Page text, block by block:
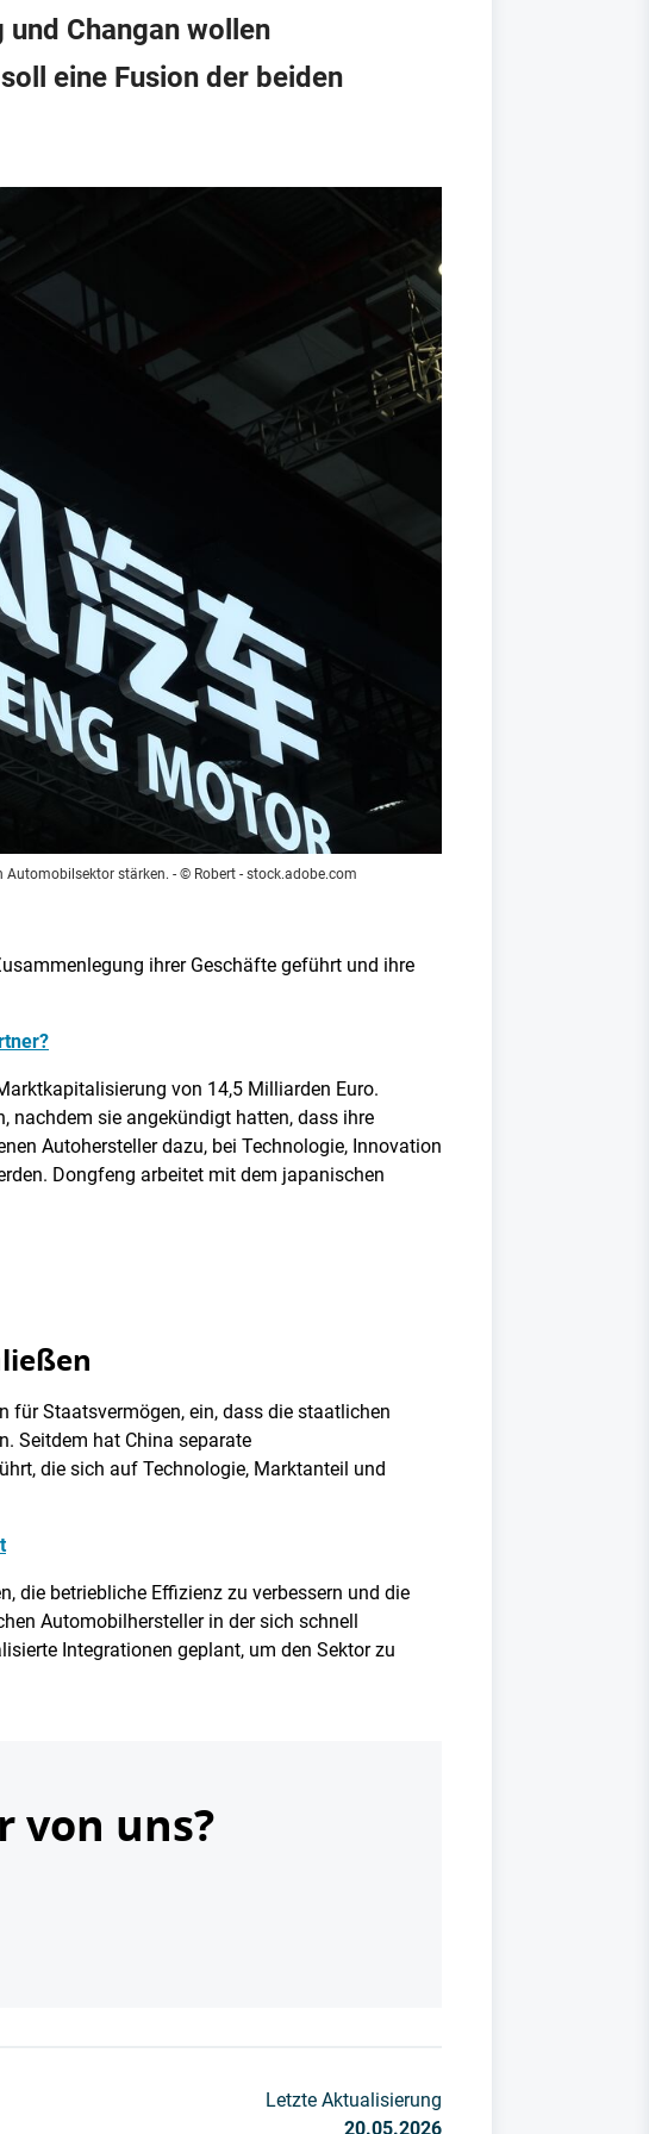
Changan wollen
eine Fusion der beiden
Automobilsektor stärken. - © Robert - stock.adobe.com
ihrer Geschäfte geführt und ihre
von 14,5 Milliarden Euro.
nachdem sie angekündigt hatten, dass ihre
Autohersteller dazu, bei Technologie, Innovation
Dongfeng arbeitet mit dem japanischen
für Staatsvermögen, ein, dass die staatlichen
Seitdem hat China separate
die sich auf Technologie, Marktanteil und
die betriebliche Effizienz zu verbessern und die
Automobilhersteller in der sich schnell
Integrationen geplant, um den Sektor zu
von uns?
Letzte Aktualisierung
20.05.2026